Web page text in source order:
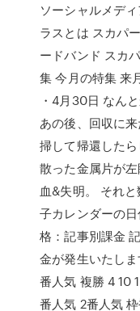
ソーシャルメデ
ラスとは スカパ
ードバンド スカ
集 今月の特集 来
・4月30日 なん
あの後、回収に
掃して帰還した
散った金属片が
血&失明。 それ
子カレンダーの
格：記事別課金
金が発生いたし
番人気 複勝 4 10
番人気 2番人気